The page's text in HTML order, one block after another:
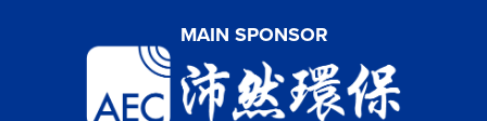
MAIN SPONSOR